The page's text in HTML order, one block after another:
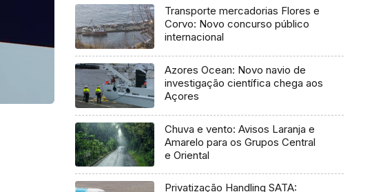
Transporte mercadorias Flores e
Corvo: Novo concurso público
internacional
Azores Ocean: Novo navio de
investigação científica chega aos
Açores
Chuva e vento: Avisos Laranja e
Amarelo para os Grupos Central
e Oriental
Privatização Handling SATA: